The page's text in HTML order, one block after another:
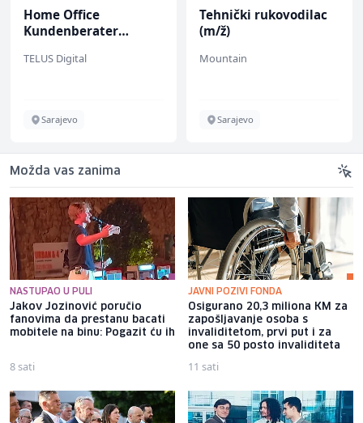
Home Office
Kundenberater
renommiertes
TELUS Digital
Sarajevo
Tehnički rukovodilac
(m/ž)
Mountain
Sarajevo
Možda vas zanima
NASTUPAO U PULI
Jakov Jozinović poručio
fanovima da prestanu bacati
mobitele na binu: Pogazit ću ih
8 sati
JAVNI POZIVI FONDA
Osigurano 20,3 miliona KM za
zapošljavanje osoba s
invaliditetom, prvi put i za
one sa 50 posto invaliditeta
11 sati